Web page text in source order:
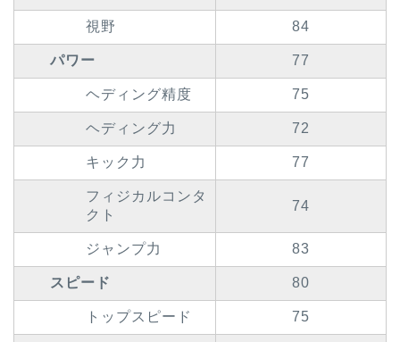
視野 84
パワー 77
ヘディング精度 75
ヘディング力 72
キック力 77
フィジカルコンタ
クト
74
ジャンプ力 83
スピード 80
トップスピード 75